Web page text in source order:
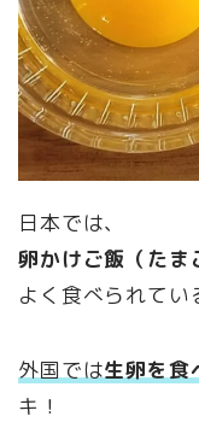
日本では、
卵かけご飯（たま
よく食べられてい
外国では生卵を食
キ！